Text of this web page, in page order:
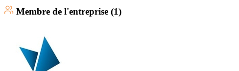
Membre de l'entreprise (1)